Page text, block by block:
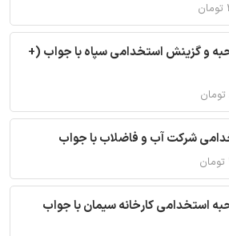
و گزینش استخدامی سپاه با جواب (+
شرکت آب و فاضلاب با جواب
استخدامی کارخانه سیمان با جواب